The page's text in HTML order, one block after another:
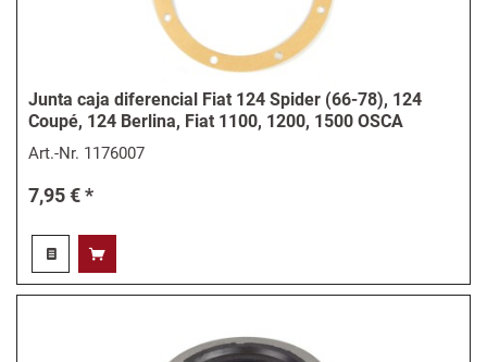
Junta caja diferencial Fiat 124 Spider (66-78), 124
Coupé, 124 Berlina, Fiat 1100, 1200, 1500 OSCA
Art.-Nr. 1176007
7,95 € *